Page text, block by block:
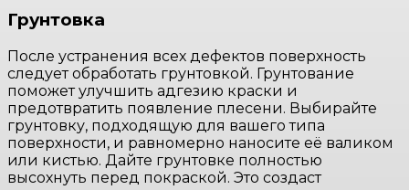
Грунтовка
После устранения всех дефектов поверхность
следует обработать грунтовкой. Грунтование
поможет улучшить адгезию краски и
предотвратить появление плесени. Выбирайте
грунтовку, подходящую для вашего типа
поверхности, и равномерно наносите её валиком
или кистью. Дайте грунтовке полностью
высохнуть перед покраской. Это создаст